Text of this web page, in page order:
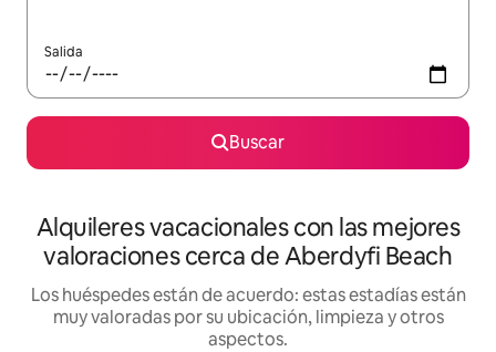
Salida
Buscar
Alquileres vacacionales con las mejores
valoraciones cerca de Aberdyfi Beach
Los huéspedes están de acuerdo: estas estadías están
muy valoradas por su ubicación, limpieza y otros
aspectos.